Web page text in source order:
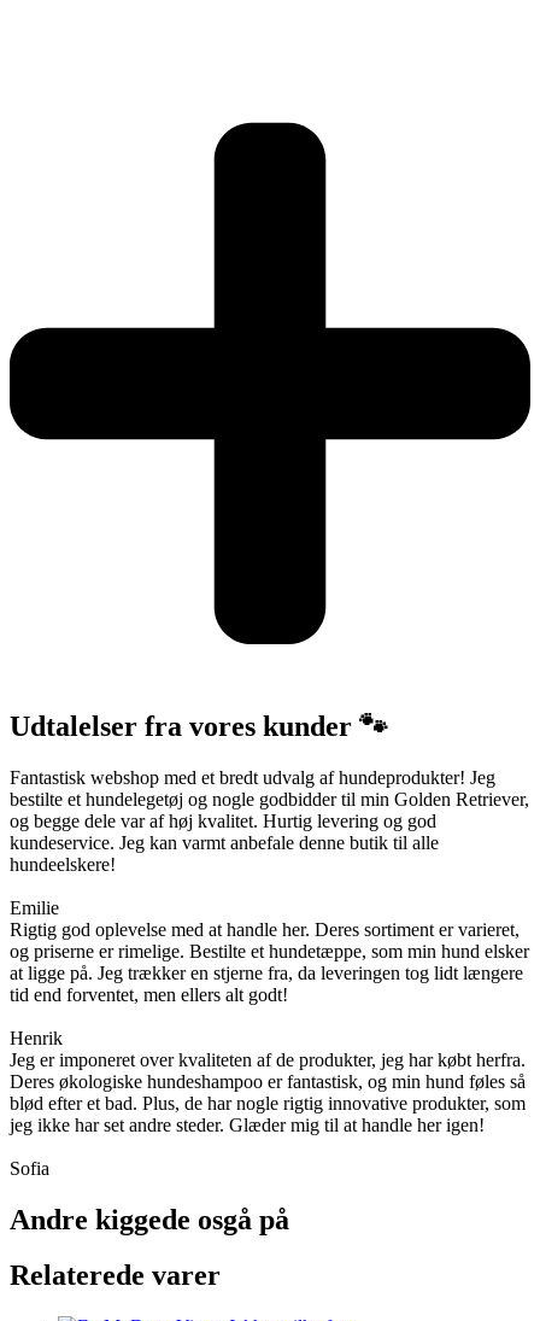
Udtalelser fra vores kunder 🐾
Fantastisk webshop med et bredt udvalg af hundeprodukter! Jeg
bestilte et hundelegetøj og nogle godbidder til min Golden Retriever,
og begge dele var af høj kvalitet. Hurtig levering og god
kundeservice. Jeg kan varmt anbefale denne butik til alle
hundeelskere!
Emilie
Rigtig god oplevelse med at handle her. Deres sortiment er varieret,
og priserne er rimelige. Bestilte et hundetæppe, som min hund elsker
at ligge på. Jeg trækker en stjerne fra, da leveringen tog lidt længere
tid end forventet, men ellers alt godt!
Henrik
Jeg er imponeret over kvaliteten af de produkter, jeg har købt herfra.
Deres økologiske hundeshampoo er fantastisk, og min hund føles så
blød efter et bad. Plus, de har nogle rigtig innovative produkter, som
jeg ikke har set andre steder. Glæder mig til at handle her igen!
Sofia
Andre kiggede osgå på
Relaterede varer